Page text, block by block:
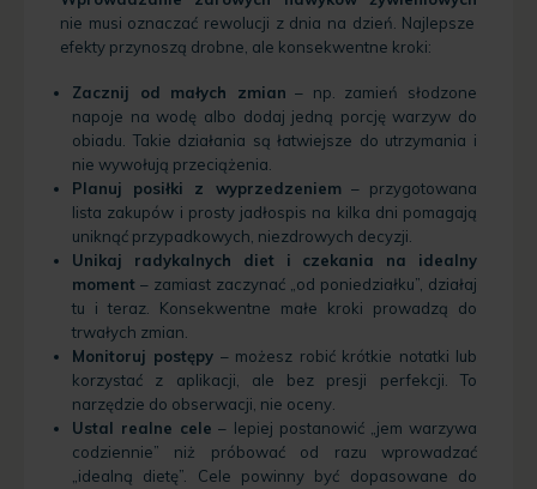
nie musi oznaczać rewolucji z dnia na dzień. Najlepsze
efekty przynoszą drobne, ale konsekwentne kroki:
Zacznij od małych zmian – np. zamień słodzone
napoje na wodę albo dodaj jedną porcję warzyw do
obiadu. Takie działania są łatwiejsze do utrzymania i
nie wywołują przeciążenia.
Planuj posiłki z wyprzedzeniem – przygotowana
lista zakupów i prosty jadłospis na kilka dni pomagają
uniknąć przypadkowych, niezdrowych decyzji.
Unikaj radykalnych diet i czekania na idealny
moment – zamiast zaczynać „od poniedziałku”, działaj
tu i teraz. Konsekwentne małe kroki prowadzą do
trwałych zmian.
Monitoruj postępy – możesz robić krótkie notatki lub
korzystać z aplikacji, ale bez presji perfekcji. To
narzędzie do obserwacji, nie oceny.
Ustal realne cele – lepiej postanowić „jem warzywa
codziennie” niż próbować od razu wprowadzać
„idealną dietę”. Cele powinny być dopasowane do